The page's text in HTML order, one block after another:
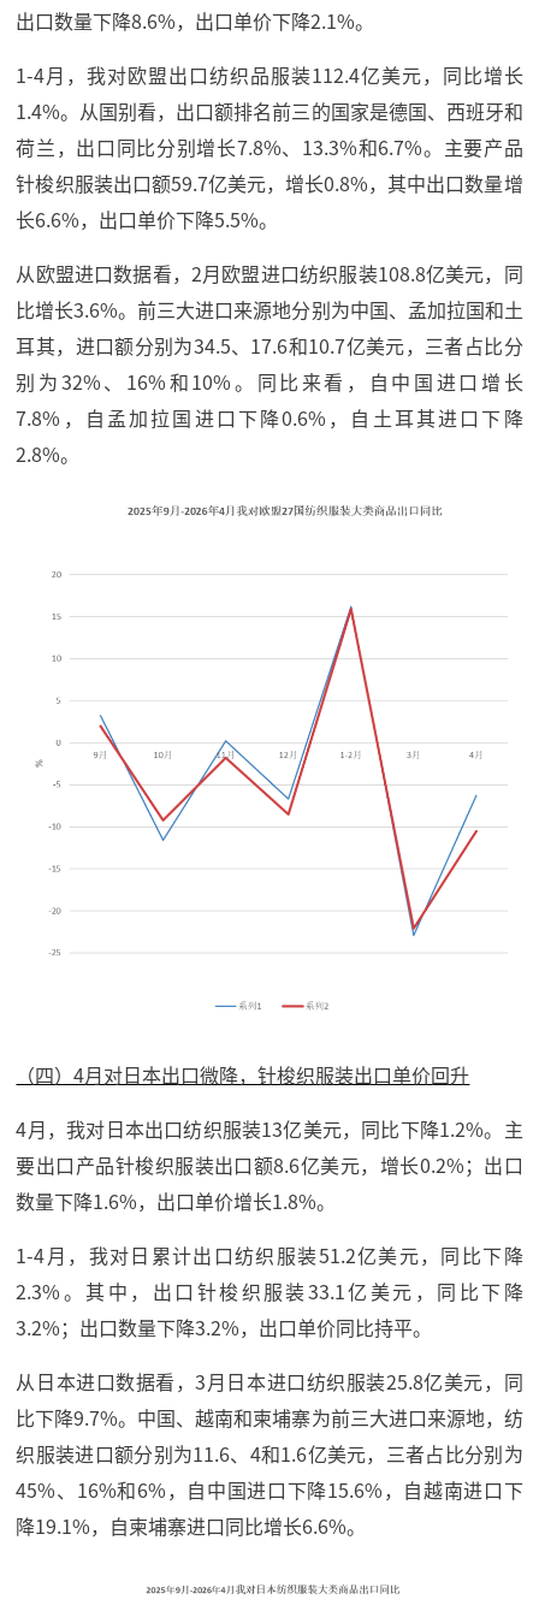
出口数量下降8.6%，出口单价下降2.1%。
1-4月，我对欧盟出口纺织品服装112.4亿美元，同比增长
1.4%。从国别看，出口额排名前三的国家是德国、西班牙和
荷兰，出口同比分别增长7.8%、13.3%和6.7%。主要产品
针梭织服装出口额59.7亿美元，增长0.8%，其中出口数量增
长6.6%，出口单价下降5.5%。
从欧盟进口数据看，2月欧盟进口纺织服装108.8亿美元，同
比增长3.6%。前三大进口来源地分别为中国、孟加拉国和土
耳其，进口额分别为34.5、17.6和10.7亿美元，三者占比分
别为32%、16%和10%。同比来看，自中国进口增长
7.8%，自孟加拉国进口下降0.6%，自土耳其进口下降
2.8%。
（四）4月对日本出口微降，针梭织服装出口单价回升
4月，我对日本出口纺织服装13亿美元，同比下降1.2%。主
要出口产品针梭织服装出口额8.6亿美元，增长0.2%；出口
数量下降1.6%，出口单价增长1.8%。
1-4月，我对日累计出口纺织服装51.2亿美元，同比下降
2.3%。其中，出口针梭织服装33.1亿美元，同比下降
3.2%；出口数量下降3.2%，出口单价同比持平。
从日本进口数据看，3月日本进口纺织服装25.8亿美元，同
比下降9.7%。中国、越南和柬埔寨为前三大进口来源地，纺
织服装进口额分别为11.6、4和1.6亿美元，三者占比分别为
45%、16%和6%，自中国进口下降15.6%，自越南进口下
降19.1%，自柬埔寨进口同比增长6.6%。